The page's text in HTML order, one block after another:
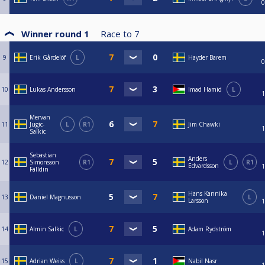
Winner round 1 Race to 7
9 Erik Gårdelöf L Hayder Barem
10 Lukas Andersson Imad Hamid L
11
Mervan
Jugic-
Salkic
L R1 Jim Chawki
12
Sebastian
Simonsson
Fälldin
R1
Anders
Edvardsson
L R1
13 Daniel Magnusson
Hans Kannika
Larsson
L
14 Almin Salkic L Adam Rydström
15 Adrian Weiss L Nabil Nasr